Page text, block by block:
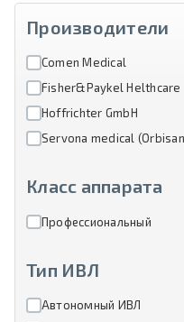
Производители
Comen Medical
Fisher&Paykel Helthcare
Hoffrichter GmbH
Servona medical
Класс аппарата
Профессиональный
Тип ИВЛ
Автономный ИВЛ